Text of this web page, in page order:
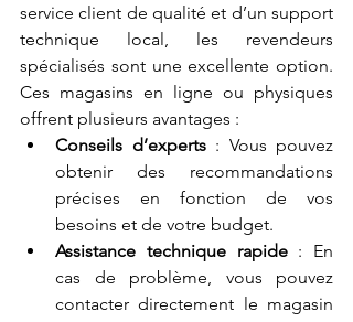
service client de qualité et d’un support
technique local, les revendeurs
spécialisés sont une excellente option.
Ces magasins en ligne ou physiques
offrent plusieurs avantages :
Conseils d’experts : Vous pouvez
obtenir des recommandations
précises en fonction de vos
besoins et de votre budget.
Assistance technique rapide : En
cas de problème, vous pouvez
contacter directement le magasin